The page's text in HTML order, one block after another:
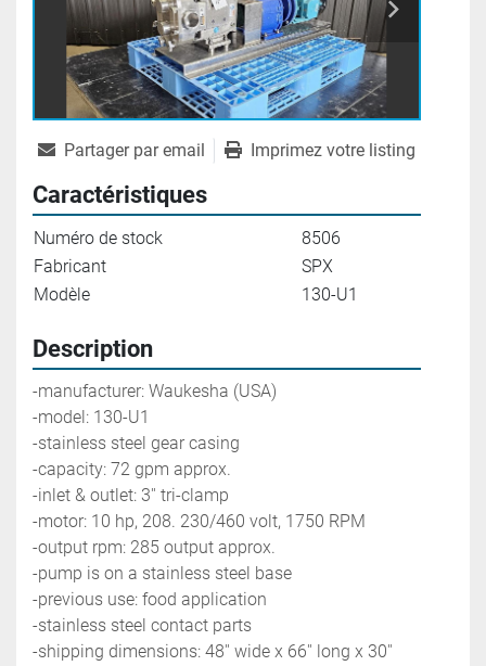
Partager par email Imprimez votre listing
Caractéristiques
Numéro de stock
8506
Fabricant
SPX
Modèle
130-U1
Description
-manufacturer: Waukesha (USA)
-model: 130-U1
-stainless steel gear casing
-capacity: 72 gpm approx.
-inlet & outlet: 3'' tri-clamp
-motor: 10 hp, 208. 230/460 volt, 1750 RPM
-output rpm: 285 output approx.
-pump is on a stainless steel base
-previous use: food application
-stainless steel contact parts
-shipping dimensions: 48'' wide x 66'' long x 30''